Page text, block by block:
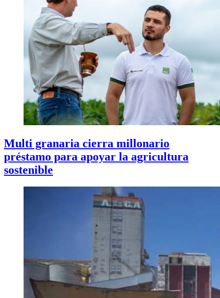
Multi granaria cierra millonario
préstamo para apoyar la agricultura
sostenible